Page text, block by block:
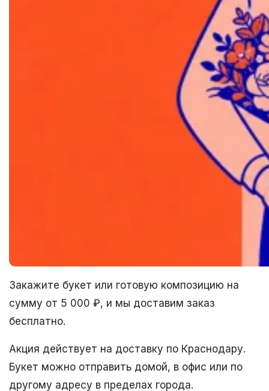
Закажите букет или готовую композицию на
сумму от 5 000 ₽, и мы доставим заказ
бесплатно.
Акция действует на доставку по Краснодару.
Букет можно отправить домой, в офис или по
другому адресу в пределах города.